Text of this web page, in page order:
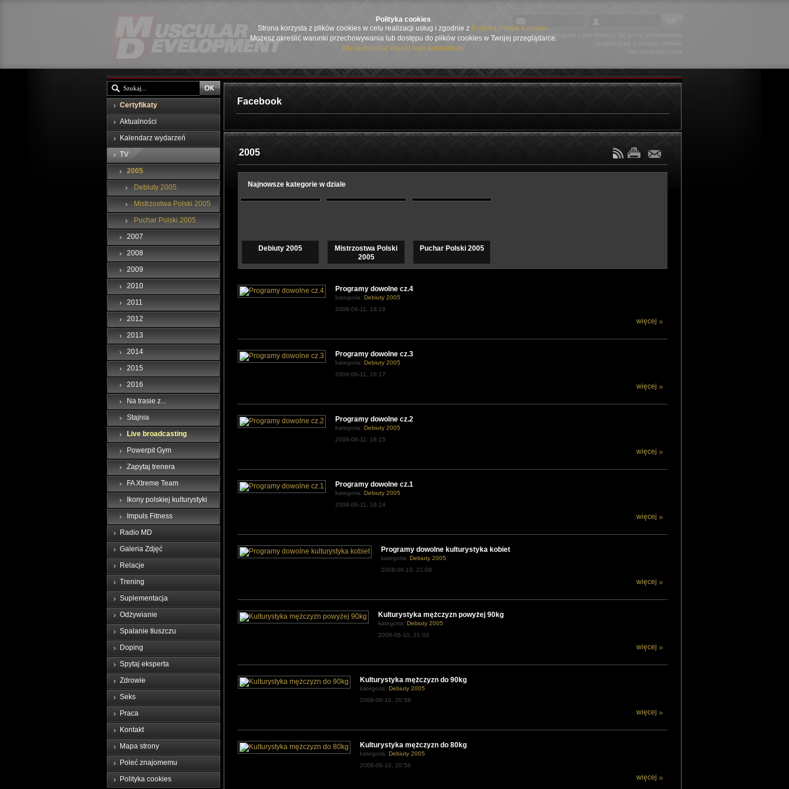
Polityka cookies
Strona korzysta z plików cookies w celu realizacji usług i zgodnie z Polityką Plików Cookies.
Możesz określić warunki przechowywania lub dostępu do plików cookies w Twojej przeglądarce.
Nie wyświetlaj więcej tego komunikatu
Witaj nieznajomy
Certyfikaty
Aktualności
Kalendarz wydarzeń
TV
2005
Debiuty 2005
Mistrzostwa Polski 2005
Puchar Polski 2005
2007
2008
2009
2010
2011
2012
2013
2014
2015
2016
Na trasie z...
Stajnia
Live broadcasting
Powerpit Gym
Zapytaj trenera
FA Xtreme Team
Ikony polskiej kulturystyki
Impuls Fitness
Radio MD
Galeria Zdjęć
Relacje
Trening
Suplementacja
Odżywianie
Spalanie tłuszczu
Doping
Spytaj eksperta
Zdrowie
Seks
Praca
Kontakt
Mapa strony
Poleć znajomemu
Polityka cookies
Facebook
2005
Najnowsze kategorie w dziale
Debiuty 2005
Mistrzostwa Polski
2005
Puchar Polski 2005
Programy dowolne cz.4
kategoria: Debiuty 2005
2008-06-11, 16:18
więcej
Programy dowolne cz.3
kategoria: Debiuty 2005
2008-06-11, 16:17
więcej
Programy dowolne cz.2
kategoria: Debiuty 2005
2008-06-11, 16:15
więcej
Programy dowolne cz.1
kategoria: Debiuty 2005
2008-06-11, 16:14
więcej
Programy dowolne kulturystyka kobiet
kategoria: Debiuty 2005
2008-06-10, 21:08
więcej
Kulturystyka mężczyzn powyżej 90kg
kategoria: Debiuty 2005
2008-06-10, 21:03
więcej
Kulturystyka mężczyzn do 90kg
kategoria: Debiuty 2005
2008-06-10, 20:58
więcej
Kulturystyka mężczyzn do 80kg
kategoria: Debiuty 2005
2008-06-10, 20:56
więcej